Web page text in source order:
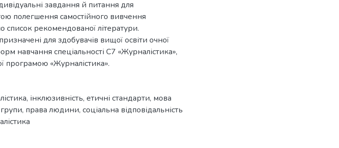
завдання й питання для
полегшення самостійного вивчення
список рекомендованої літератури.
для здобувачів вищої освіти очної
навчання спеціальності С7 «Журналістика»,
програмою «Журналістика».
, інклюзивність, етичні стандарти, мова
, права людини, соціальна відповідальність